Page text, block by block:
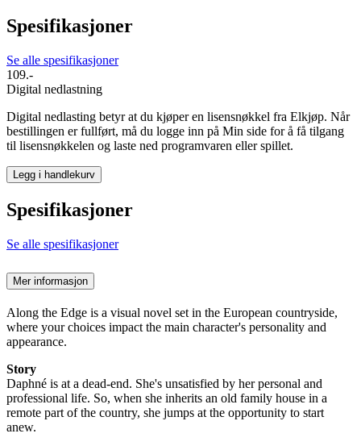
Spesifikasjoner
Se alle spesifikasjoner
109.-
Digital nedlastning
Digital nedlasting betyr at du kjøper en lisensnøkkel fra Elkjøp. Når
bestillingen er fullført, må du logge inn på Min side for å få tilgang
til lisensnøkkelen og laste ned programvaren eller spillet.
Legg i handlekurv
Spesifikasjoner
Se alle spesifikasjoner
Mer informasjon
Along the Edge is a visual novel set in the European countryside,
where your choices impact the main character's personality and
appearance.
Story
Daphné is at a dead-end. She's unsatisfied by her personal and
professional life. So, when she inherits an old family house in a
remote part of the country, she jumps at the opportunity to start
anew.